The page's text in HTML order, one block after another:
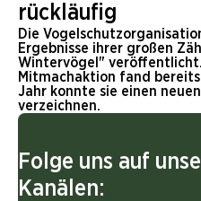
rückläufig
Die
Ergebnisse ihrer großen
Wintervögel"
Mitmachaktion fand
Jahr konnte sie einen
verzeichnen.
Folge uns auf
Kanälen: